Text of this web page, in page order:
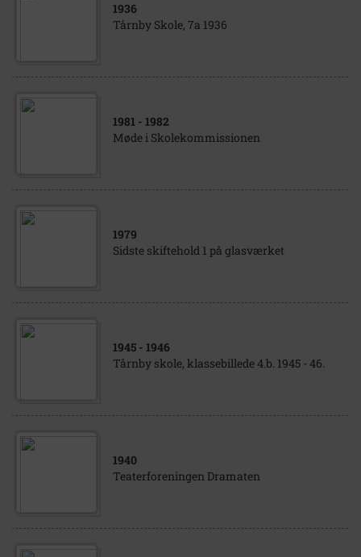
1936
Tårnby Skole, 7a 1936
1981 - 1982
Møde i Skolekommissionen
1979
Sidste skiftehold 1 på glasværket
1945 - 1946
Tårnby skole, klassebillede 4.b. 1945 - 46.
1940
Teaterforeningen Dramaten